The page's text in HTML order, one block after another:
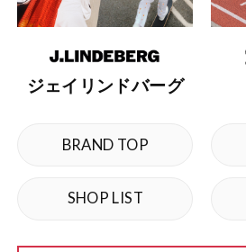
ジェイリンドバーグ
BRAND TOP
SHOP LIST